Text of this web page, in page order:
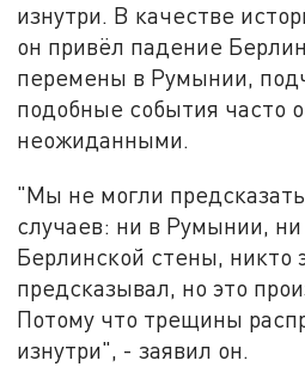
изнутри. В качестве
он привёл падение
перемены в Румынии,
подобные события часто
неожиданными.
"Мы не могли
случаев: ни в Румынии,
Берлинской стены, никто
предсказывал, но это
Потому что трещины
изнутри", - заявил он.